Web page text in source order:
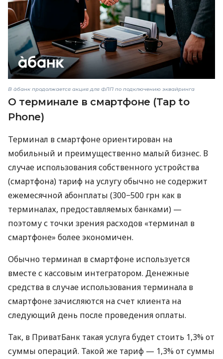
В àбанк продолжается акция для ФЛП по подключению эквайринга
О терминале в смартфоне (Tap to
Phone)
Терминал в смартфоне ориентирован на
мобильный и преимущественно малый бизнес. В
случае использования собственного устройства
(смартфона) тариф на услугу обычно не содержит
ежемесячной абонплаты (300−500 грн как в
терминалах, предоставляемых банками) —
поэтому с точки зрения расходов «терминал в
смартфоне» более экономичен.
Обычно терминал в смартфоне используется
вместе с кассовым интегратором. Денежные
средства в случае использования терминала в
смартфоне зачисляются на счет клиента на
следующий день после проведения оплаты.
Так, в ПриватБанк такая услуга будет стоить 1,3% от
суммы операций. Такой же тариф — 1,3% от суммы